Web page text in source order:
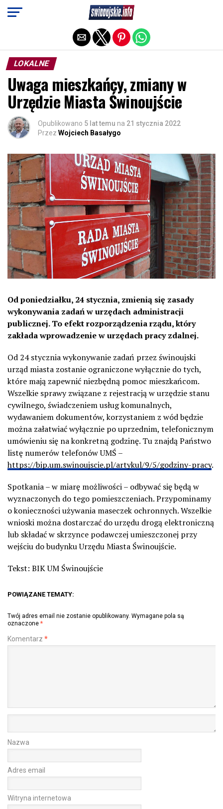
LOKALNE
Uwaga mieszkańcy, zmiany w
Urzędzie Miasta Świnoujście
Opublikowano 5 lat temu na 21 stycznia 2022
Przez Wojciech Basałygo
Od poniedziałku, 24 stycznia, zmienią się zasady
wykonywania zadań w urzędach administracji
publicznej. To efekt rozporządzenia rządu, który
zakłada wprowadzenie w urzędach pracy zdalnej.
Od 24 stycznia wykonywanie zadań przez świnoujski
urząd miasta zostanie ograniczone wyłącznie do tych,
które mają zapewnić niezbędną pomoc mieszkańcom.
Wszelkie sprawy związane z rejestracją w urzędzie stanu
cywilnego, świadczeniem usług komunalnych,
wydawaniem dokumentów, korzystaniem z wód będzie
można załatwiać wyłącznie po uprzednim, telefonicznym
umówieniu się na konkretną godzinę. Tu znajdą Państwo
listę numerów telefonów UMŚ –
https://bip.um.swinoujscie.pl/artykul/9/5/godziny-pracy.
Spotkania – w miarę możliwości – odbywać się będą w
wyznaczonych do tego pomieszczeniach. Przypominamy
o konieczności używania maseczek ochronnych. Wszelkie
wnioski można dostarczać do urzędu drogą elektroniczną
lub składać w skrzynce podawczej umieszczonej przy
wejściu do budynku Urzędu Miasta Świnoujście.
Tekst: BIK UM Świnoujście
POWIĄZANE TEMATY:
Twój adres email nie zostanie opublikowany. Wymagane pola są
oznaczone *
Komentarz *
Nazwa
Adres email
Witryna internetowa
Exit mobile version